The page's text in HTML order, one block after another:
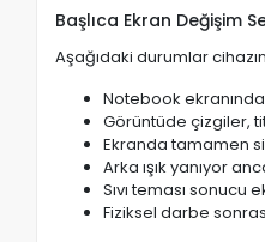
Başlıca Ekran Değişim
Aşağıdaki durumlar
Notebook
Görüntüde çizgiler,
Ekranda tamamen
Arka ışık yanıyor
Sıvı teması
Fiziksel darbe